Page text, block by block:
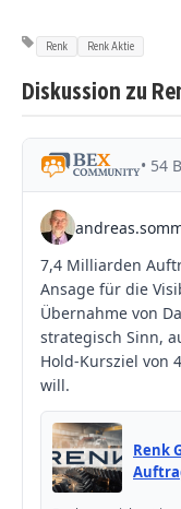
Renk Renk Aktie
Diskussion zu